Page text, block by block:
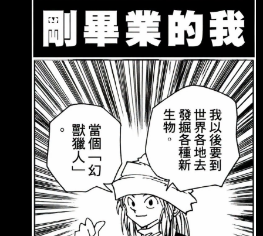
以為人生要起飛了。 結果踏入職場，遇到鬼神
級狠角色上司（彼多），壓榨完所有的專業知識
與機密。沒有利用 價值後：直接被絞碎做成肉
丸吃掉…… 從意氣風發到淪為「肉丸社畜」，這
創業/ 職涯過程到底有多真實？ --